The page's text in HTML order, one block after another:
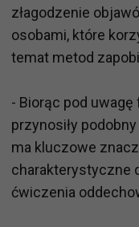
złagodzenie
osobami, które
temat metod
- Biorąc pod
przynosiły
ma kluczowe
charakterystyczne
ćwiczenia